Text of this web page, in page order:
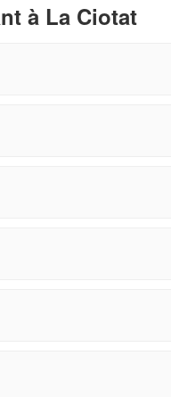
à La Ciotat